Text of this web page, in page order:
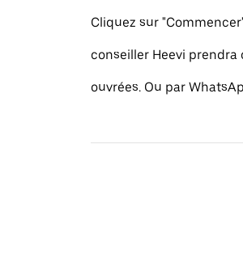
Cliquez sur
conseiller Heevi prendra
ouvrées. Ou par